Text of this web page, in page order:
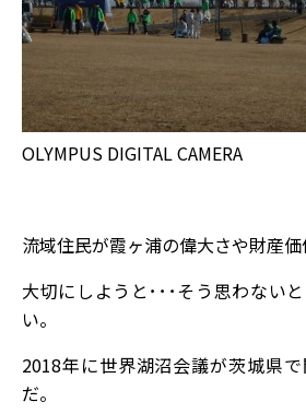
OLYMPUS DIGITAL CAMERA
流域住民が霞ヶ浦の偉大さや財産価
大切にしようと･･･そう思わない
い。
2018年に世界湖沼会議が茨城県
だ。